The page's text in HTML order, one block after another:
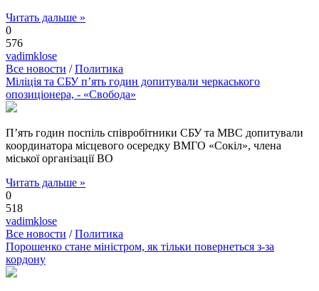
Читать дальше »
0
576
vadimklose
Все новости /Политика
Міліція та СБУ п’ять годин допитували черкаського
опозиціонера, - «Свобода»
П’ять годин поспіль співробітники СБУ та МВС допитували
координатора місцевого осередку ВМГО «Сокіл», члена
міської організації ВО
Читать дальше »
0
518
vadimklose
Все новости /Политика
Порошенко стане міністром, як тільки повернеться з-за
кордону